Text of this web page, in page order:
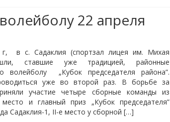
22 апреля
г, в с. Садаклия (спортзал лицея им. Михая
ставшие уже традицией, районные
волейболу „Кубок председателя района”.
уже во второй раз. В борьбе за
участие четыре сборные команды из
и главный приз „Кубок председателя”
Садаклия-1, II-е место у сборной […]